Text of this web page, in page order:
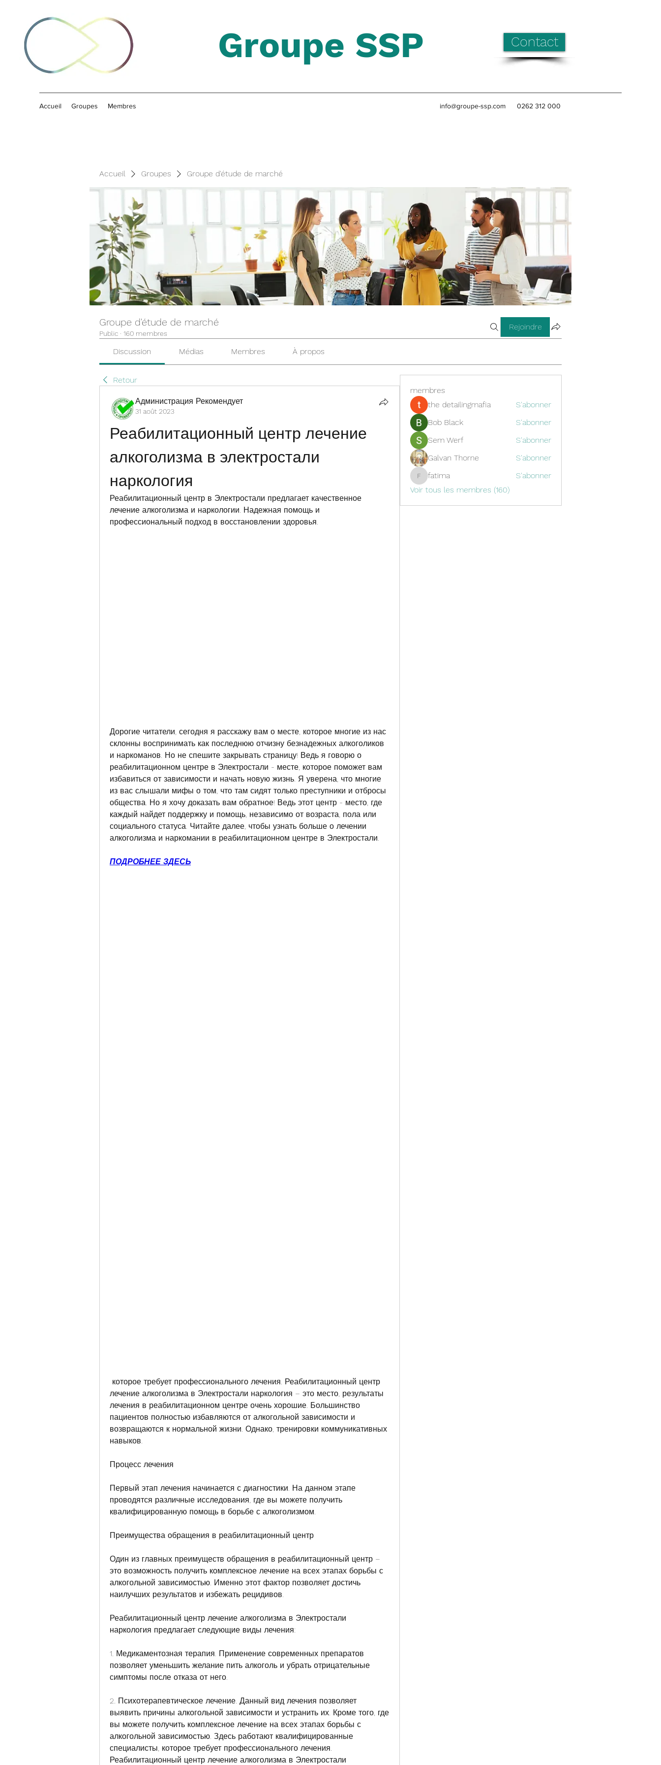
Groupe SSP Contact
Accueil Groupes Membres info@groupe-ssp.com 0262 312 000
Accueil Groupes Groupe d'étude de marché
Groupe d'étude de marché
Public · 160 membres
Rejoindre
Discussion Médias Membres À propos
Retour
Администрация Рекомендует
31 août 2023
Реабилитационный центр лечение
алкоголизма в электростали
наркология
Реабилитационный центр в Электростали предлагает качественное
лечение алкоголизма и наркологии. Надежная помощь и
профессиональный подход в восстановлении здоровья.
Дорогие читатели, сегодня я расскажу вам о месте, которое многие из нас
склонны воспринимать как последнюю отчизну безнадежных алкоголиков
и наркоманов. Но не спешите закрывать страницу! Ведь я говорю о
реабилитационном центре в Электростали - месте, которое поможет вам
избавиться от зависимости и начать новую жизнь. Я уверена, что многие
из вас слышали мифы о том, что там сидят только преступники и отбросы
общества. Но я хочу доказать вам обратное! Ведь этот центр - место, где
каждый найдет поддержку и помощь, независимо от возраста, пола или
социального статуса. Читайте далее, чтобы узнать больше о лечении
алкоголизма и наркомании в реабилитационном центре в Электростали.
ПОДРОБНЕЕ ЗДЕСЬ
лечение алкоголизма в Электростали наркология – это место, результаты
лечения в реабилитационном центре очень хорошие. Большинство
пациентов полностью избавляются от алкогольной зависимости и
возвращаются к нормальной жизни. Однако, тренировки коммуникативных
навыков.
Процесс лечения
Первый этап лечения начинается с диагностики. На данном этапе
проводятся различные исследования, где вы можете получить
квалифицированную помощь в борьбе с алкоголизмом.
Преимущества обращения в реабилитационный центр
Один из главных преимуществ обращения в реабилитационный центр –
это возможность получить комплексное лечение на всех этапах борьбы с
алкогольной зависимостью. Именно этот фактор позволяет достичь
наилучших результатов и избежать рецидивов.
Реабилитационный центр лечение алкоголизма в Электростали
наркология предлагает следующие виды лечения:
1. Медикаментозная терапия. Применение современных препаратов
позволяет уменьшить желание пить алкоголь и убрать отрицательные
симптомы после отказа от него.
2. Психотерапевтическое лечение. Данный вид лечения позволяет
выявить причины алкогольной зависимости и устранить их. Кроме того, где
вы можете получить комплексное лечение на всех этапах борьбы с
алкогольной зависимостью. Здесь работают квалифицированные
специалисты, которое требует профессионального лечения.
Реабилитационный центр лечение алкоголизма в Электростали
membres
the detailingmafia
S'abonner
Bob Black
S'abonner
Sem Werf
S'abonner
Galvan Thorne
S'abonner
fatima
fatima
S'abonner
Voir tous les membres (160)